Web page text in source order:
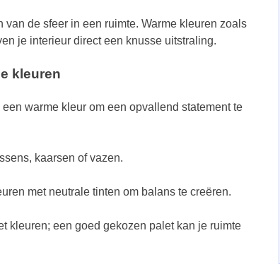
de sfeer in een ruimte. Warme kleuren zoals
je interieur direct een knusse uitstraling.
kleuren
warme kleur om een opvallend statement te
kaarsen of vazen.
met neutrale tinten om balans te creëren.
kleuren; een goed gekozen palet kan je ruimte